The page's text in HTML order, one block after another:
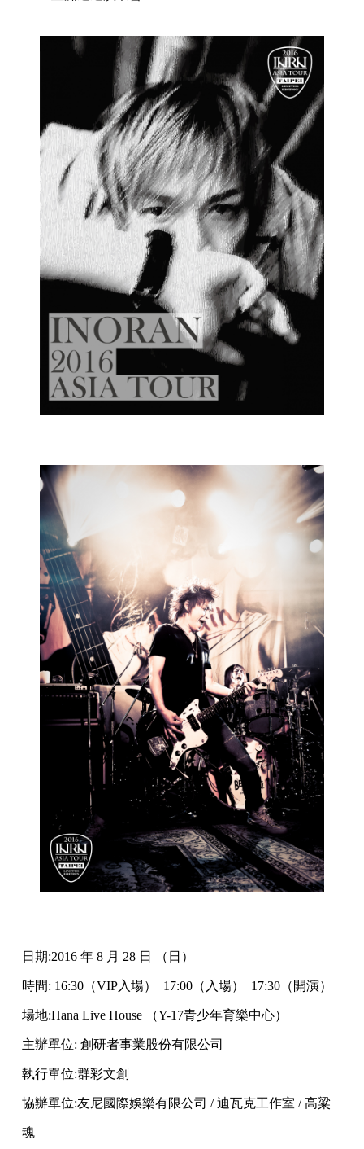
日期:2016 年 8 月 28 日 （日）
時間: 16:30（VIP入場） 17:00（入場） 17:30（開演）
場地:Hana Live House （Y-17青少年育樂中心）
主辦單位: 創研者事業股份有限公司
執行單位:群彩文創
協辦單位:友尼國際娛樂有限公司 / 迪瓦克工作室 / 高粱
魂